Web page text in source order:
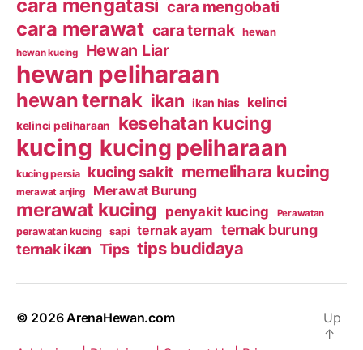
cara mengatasi cara mengobati
cara merawat cara ternak hewan
hewan kucing Hewan Liar
hewan peliharaan
hewan ternak ikan ikan hias kelinci
kelinci peliharaan kesehatan kucing
kucing kucing peliharaan
kucing persia kucing sakit memelihara kucing
merawat anjing Merawat Burung
merawat kucing penyakit kucing Perawatan
perawatan kucing sapi ternak ayam ternak burung
ternak ikan Tips tips budidaya
© 2026ArenaHewan.com
Up
↑